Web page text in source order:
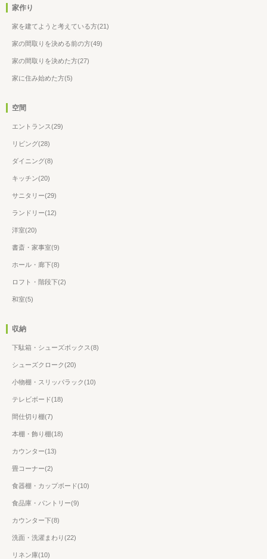
家作り
家を建てようと考えている方(21)
家の間取りを決める前の方(49)
家の間取りを決めた方(27)
家に住み始めた方(5)
空間
エントランス(29)
リビング(28)
ダイニング(8)
キッチン(20)
サニタリー(29)
ランドリー(12)
洋室(20)
書斎・家事室(9)
ホール・廊下(8)
ロフト・階段下(2)
和室(5)
収納
下駄箱・シューズボックス(8)
シューズクローク(20)
小物棚・スリッパラック(10)
テレビボード(18)
間仕切り棚(7)
本棚・飾り棚(18)
カウンター(13)
畳コーナー(2)
食器棚・カップボード(10)
食品庫・パントリー(9)
カウンター下(8)
洗面・洗濯まわり(22)
リネン庫(10)